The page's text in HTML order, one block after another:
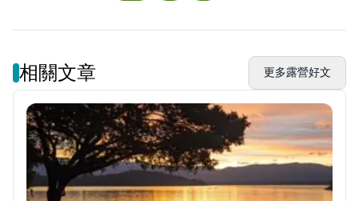
相關文章 更多露營好文